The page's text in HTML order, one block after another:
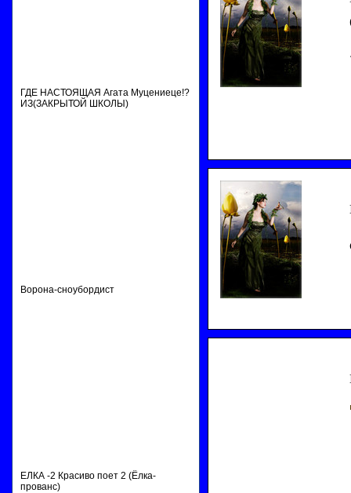
ГДЕ НАСТОЯЩАЯ Агата Муцениеце!?
ИЗ(ЗАКРЫТОЙ ШКОЛЫ)
Ворона-сноубордист
ЕЛКА -2 Красиво поет 2 (Ёлка-
прованс)